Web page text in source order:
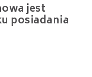
jest
posiadania